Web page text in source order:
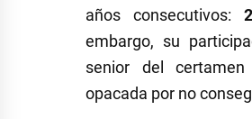
años consecutivos:
embargo, su
senior del
opacada por no